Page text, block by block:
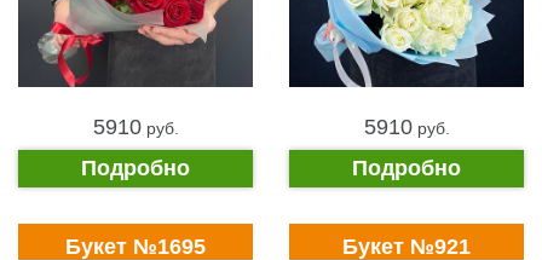
5910pуб.
Подробно
5910pуб.
Подробно
Букет №1695 Букет №921